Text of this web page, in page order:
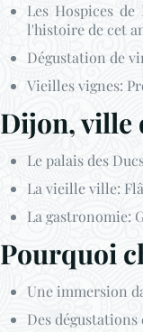
Les Hospices
l'histoire de cet
Dégustation de
Vieilles vignes:
Dijon, ville
Le palais des
La vieille ville:
La gastronomie:
Pourquoi
Une immersion
Des